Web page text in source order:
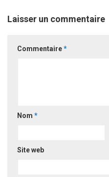
Laisser un commentaire
Commentaire*
Nom *
Site web